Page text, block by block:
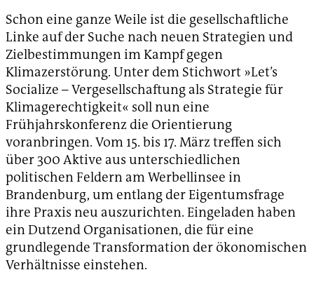
Schon eine ganze Weile ist die gesellschaftliche
Linke auf der Suche nach neuen Strategien und
Zielbestimmungen im Kampf gegen
Klimazerstörung. Unter dem Stichwort »Let’s
Socialize – Vergesellschaftung als Strategie für
Klimagerechtigkeit« soll nun eine
Frühjahrskonferenz die Orientierung
voranbringen. Vom 15. bis 17. März treffen sich
über 300 Aktive aus unterschiedlichen
politischen Feldern am Werbellinsee in
Brandenburg, um entlang der Eigentumsfrage
ihre Praxis neu auszurichten. Eingeladen haben
ein Dutzend Organisationen, die für eine
grundlegende Transformation der ökonomischen
Verhältnisse einstehen.